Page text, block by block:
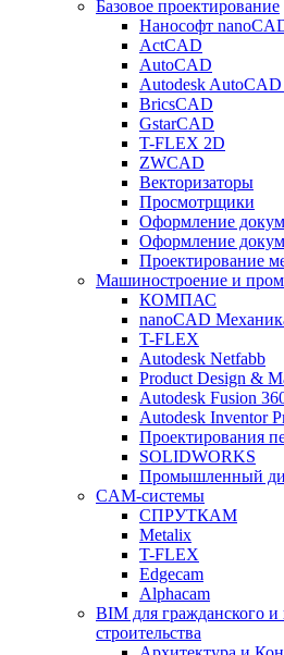
Базовое проектирование
Нанософт
ActCAD
AutoCAD
Autodesk
BricsCAD
GstarCAD
T-FLEX 2D
ZWCAD
Векторизаторы
Просмотрщики
Оформление
Оформление
Проектирование
Машиностроение и
КОМПАС
nanoCAD
T-FLEX
Autodesk Netfabb
Product Design &
Autodesk Fusion
Autodesk Inventor
Проектирования
SOLIDWORKS
Промышленный
CAM-системы
СПРУТКAM
Metalix
T-FLEX
Edgecam
Alphacam
BIM для гражданского
строительства